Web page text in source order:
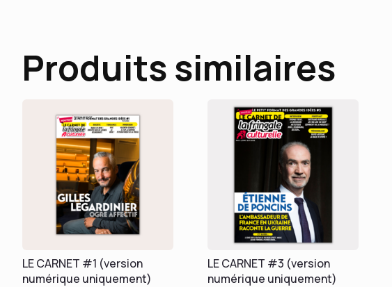
Produits similaires
LE CARNET #1 (version
numérique uniquement)
LE CARNET #3 (version
numérique uniquement)